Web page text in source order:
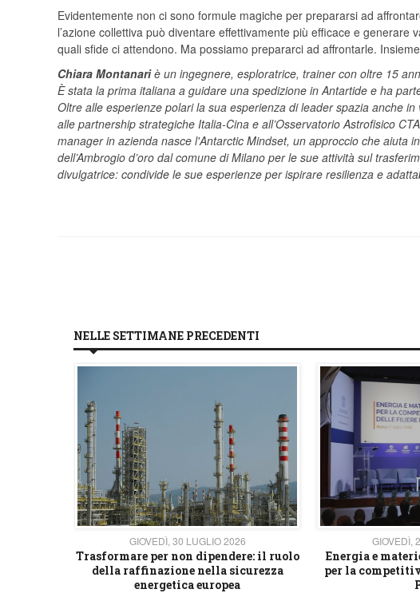
Evidentemente non ci sono formule magiche per prepararsi ad
l’azione collettiva può diventare effettivamente più efficace e
quali sfide ci attendono. Ma possiamo prepararci ad affrontarle.
Chiara Montanariè un ingegnere, esploratrice, trainer con oltre 15
È stata la prima italiana a guidare una spedizione in Antartide e ha
Oltre alle esperienze polari la sua esperienza di leader spazia anche
alle partnership strategiche Italia-Cina e all’Osservatorio Astrofisico
manager in azienda nasce l'Antarctic Mindset, un approccio che aiuta
dell’Ambrogio d’oro dal comune di Milano per le sue attività sul
divulgatrice: condivide le sue esperienze per ispirare resilienza e
NELLE SETTIMANE PRECEDENTI
GIOVEDÌ, 30 LUGLIO 2026
Trasformare per non dipendere: il ruolo
della raffinazione nella sicurezza
energetica europea
GIOVEDÌ,
Energia e
per la